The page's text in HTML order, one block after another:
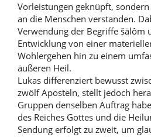
Vorleistungen geknüpft,
an die Menschen verstanden.
Verwendung der Begriffe šālôm
Entwicklung von einer
Wohlergehen hin zu einem
äußeren Heil.
Lukas differenziert bewusst
zwölf Aposteln, stellt jedoch
Gruppen denselben Auftrag
des Reiches Gottes und die
Sendung erfolgt zu zweit, um